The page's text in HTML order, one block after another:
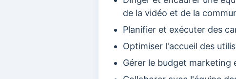
de la vidéo et de la
Planifier et exécuter des
Optimiser l'accueil des
Gérer le budget marketing